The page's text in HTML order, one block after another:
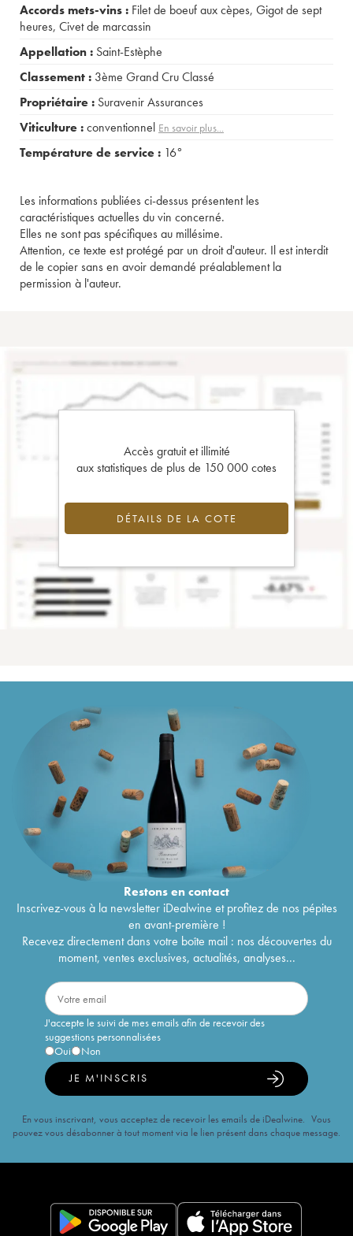
Accords mets-vins : Filet de boeuf aux cèpes, Gigot de sept
heures, Civet de marcassin
Appellation : Saint-Estèphe
Classement : 3ème Grand Cru Classé
Propriétaire : Suravenir Assurances
Viticulture :conventionnel En savoir plus...
Température de service : 16°
Les informations publiées ci-dessus présentent les
caractéristiques actuelles du vin concerné.
Elles ne sont pas spécifiques au millésime.
Attention, ce texte est protégé par un droit d'auteur. Il est interdit
de le copier sans en avoir demandé préalablement la
permission à l'auteur.
Accès gratuit et illimité
aux statistiques de plus de 150 000 cotes
DÉTAILS DE LA COTE
Restons encontact
Inscrivez-vous à la newsletter iDealwine et profitez de nos pépites
en avant-première !
Recevez directement dans votre boîte mail : nos découvertes du
moment, ventes exclusives, actualités, analyses...
J'accepte le suivi de mes emails afin de recevoir des
suggestions personnalisées
Oui
Non
JE M'INSCRIS
En vous inscrivant, vous acceptez de recevoir les emails de iDealwine. Vous
pouvez vous désabonner à tout moment via le lien présent dans chaque message.